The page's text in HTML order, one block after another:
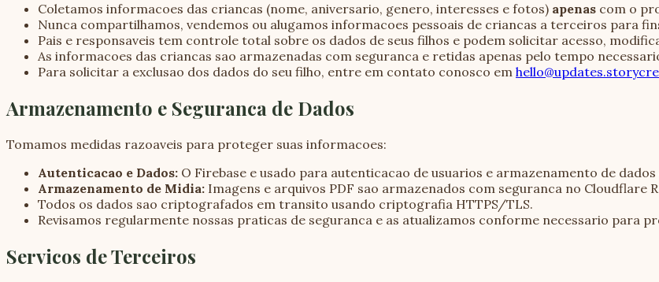
Coletamos informacoes das criancas (nome, aniversario, genero, interesses e fotos) apenas com o
Nunca compartilhamos, vendemos ou alugamos informacoes pessoais de criancas a terceiros para
Pais e responsaveis tem controle total sobre os dados de seus filhos e podem solicitar acesso,
As informacoes das criancas sao armazenadas com seguranca e retidas apenas pelo tempo
Para solicitar a exclusao dos dados do seu filho, entre em contato conosco em
Armazenamento e Seguranca de Dados
Tomamos medidas razoaveis para proteger suas informacoes:
Autenticacao e Dados: O Firebase e usado para autenticacao de usuarios e armazenamento de
Armazenamento de Midia: Imagens e arquivos PDF sao armazenados com seguranca no Cloudflare
Todos os dados sao criptografados em transito usando criptografia HTTPS/TLS.
Revisamos regularmente nossas praticas de seguranca e as atualizamos conforme necessario para
Servicos de Terceiros